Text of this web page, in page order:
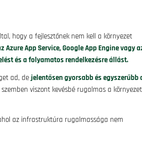
hogy a fejlesztőnek nem kell a környezet
App Service, Google App Engine vagy
és a folyamatos rendelkezésre állást.
ad, dejelentősen gyorsabb és egyszerűbb
viszont kevésbé rugalmas a környezet
az infrastruktúra rugalmassága nem